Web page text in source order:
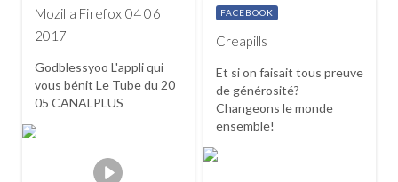
Mozilla Firefox 04 06
2017
Godblessyoo L'appli qui
vous bénit Le Tube du 20
05 CANALPLUS
Creapills
Et si on faisait tous preuve
de générosité?
Changeons le monde
ensemble!
FACEBOOK